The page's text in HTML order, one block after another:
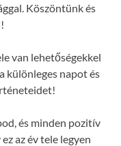
Köszöntünk és
van lehetőségekkel
különleges napot és
és minden pozitív
az év tele legyen